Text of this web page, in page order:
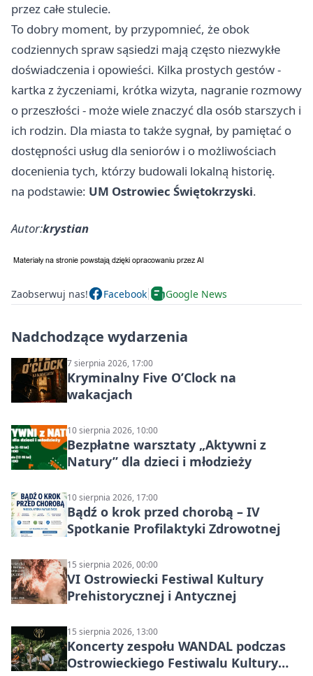
przez całe stulecie.
To dobry moment, by przypomnieć, że obok
codziennych spraw sąsiedzi mają często niezwykłe
doświadczenia i opowieści. Kilka prostych gestów -
kartka z życzeniami, krótka wizyta, nagranie rozmowy
o przeszłości - może wiele znaczyć dla osób starszych i
ich rodzin. Dla miasta to także sygnał, by pamiętać o
dostępności usług dla seniorów i o możliwościach
docenienia tych, którzy budowali lokalną historię.
na podstawie: UM Ostrowiec Świętokrzyski.
Autor:krystian
Zaobserwuj nas! Facebook Google News
Nadchodzące wydarzenia
7 sierpnia 2026, 17:00
Kryminalny Five O’Clock na
wakacjach
10 sierpnia 2026, 10:00
Bezpłatne warsztaty „Aktywni z
Natury” dla dzieci i młodzieży
10 sierpnia 2026, 17:00
Bądź o krok przed chorobą – IV
Spotkanie Profilaktyki Zdrowotnej
15 sierpnia 2026, 00:00
VI Ostrowiecki Festiwal Kultury
Prehistorycznej i Antycznej
15 sierpnia 2026, 13:00
Koncerty zespołu WANDAL podczas
Ostrowieckiego Festiwalu Kultury